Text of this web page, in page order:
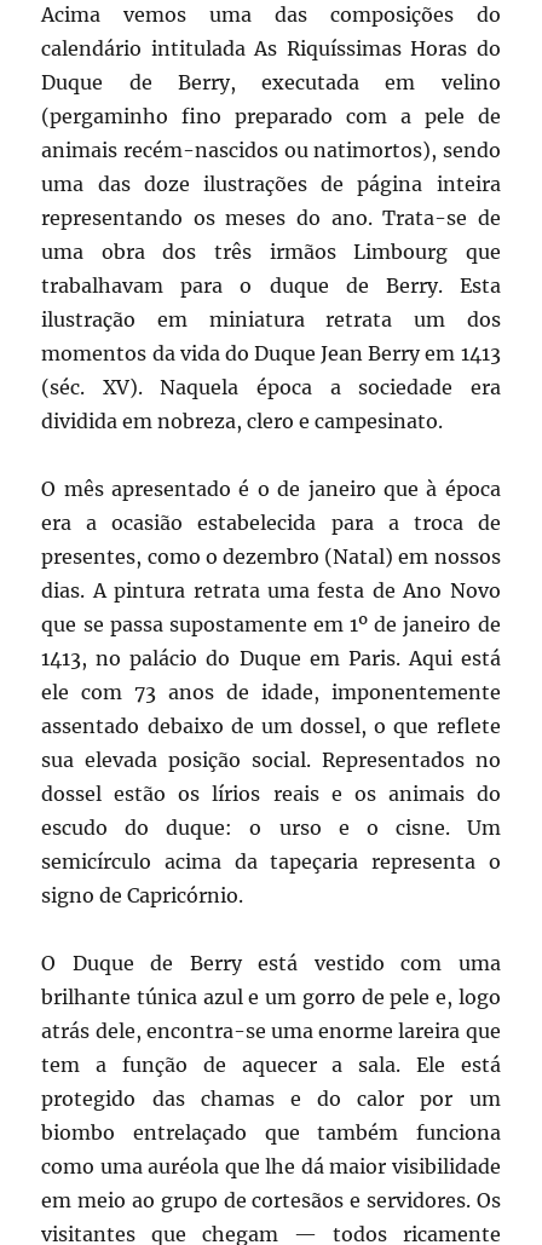
Acima vemos uma das composições do
calendário intitulada As Riquíssimas Horas do
Duque de Berry, executada em velino
(pergaminho fino preparado com a pele de
animais recém-nascidos ou natimortos), sendo
uma das doze ilustrações de página inteira
representando os meses do ano. Trata-se de
uma obra dos três irmãos Limbourg que
trabalhavam para o duque de Berry. Esta
ilustração em miniatura retrata um dos
momentos da vida do Duque Jean Berry em 1413
(séc. XV). Naquela época a sociedade era
dividida em nobreza, clero e campesinato.
O mês apresentado é o de janeiro que à época
era a ocasião estabelecida para a troca de
presentes, como o dezembro (Natal) em nossos
dias. A pintura retrata uma festa de Ano Novo
que se passa supostamente em 1º de janeiro de
1413, no palácio do Duque em Paris. Aqui está
ele com 73 anos de idade, imponentemente
assentado debaixo de um dossel, o que reflete
sua elevada posição social. Representados no
dossel estão os lírios reais e os animais do
escudo do duque: o urso e o cisne. Um
semicírculo acima da tapeçaria representa o
signo de Capricórnio.
O Duque de Berry está vestido com uma
brilhante túnica azul e um gorro de pele e, logo
atrás dele, encontra-se uma enorme lareira que
tem a função de aquecer a sala. Ele está
protegido das chamas e do calor por um
biombo entrelaçado que também funciona
como uma auréola que lhe dá maior visibilidade
em meio ao grupo de cortesãos e servidores. Os
visitantes que chegam — todos ricamente